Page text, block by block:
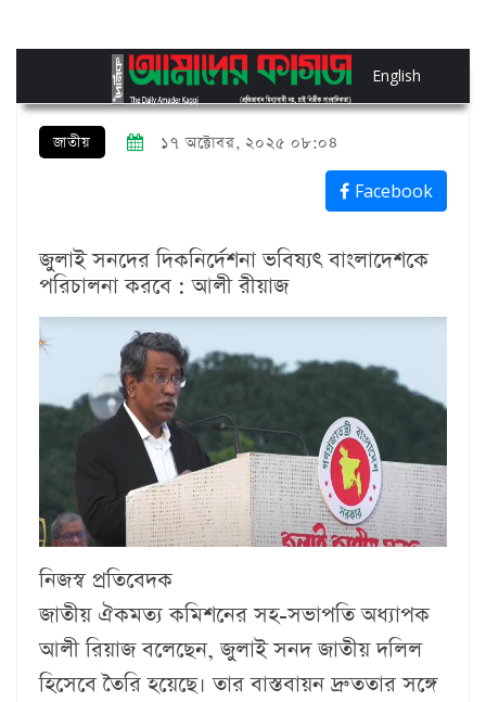
English
জাতীয় ১৭ অক্টোবর, ২০২৫ ০৮:০৪
Facebook
জুলাই সনদের দিকনির্দেশনা ভবিষ্যৎ বাংলাদেশকে
পরিচালনা করবে : আলী রীয়াজ
নিজস্ব প্রতিবেদক
জাতীয় ঐকমত্য কমিশনের সহ-সভাপতি অধ্যাপক
আলী রিয়াজ বলেছেন, জুলাই সনদ জাতীয় দলিল
হিসেবে তৈরি হয়েছে। তার বাস্তবায়ন দ্রুততার সঙ্গে